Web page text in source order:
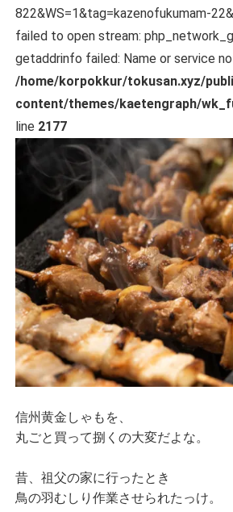
822&WS=1&tag=kazenofukumam-
failed to open stream:
getaddrinfo failed: Name or service
/home/korpokkur/tokusan.xyz/
content/themes/kaetengraph/
line 2177
信州黄金しゃもを、
丸ごと買って捌くの大変だよな。
昔、祖父の家に行ったとき
鳥の羽むしり作業させられたっけ。